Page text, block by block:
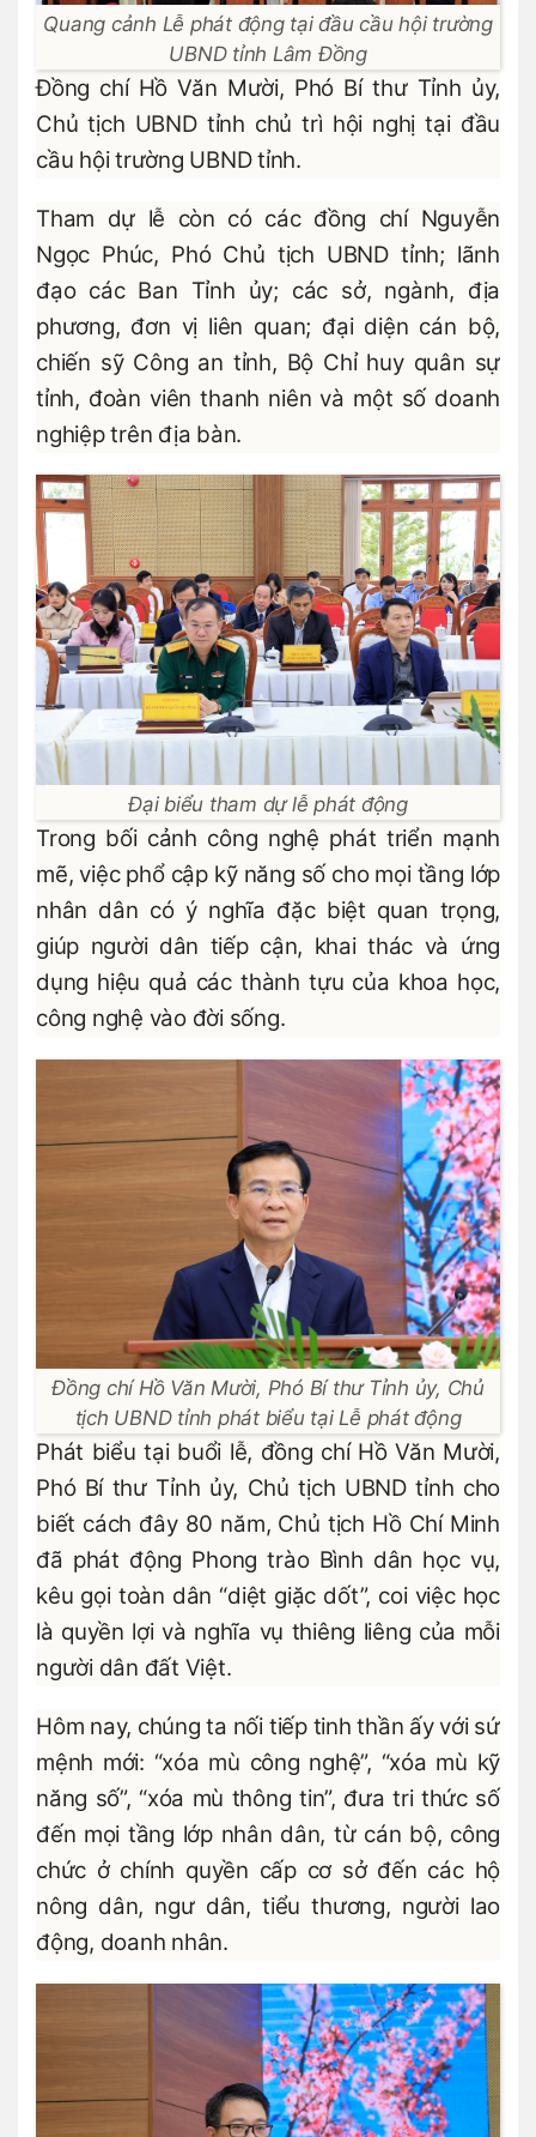
Quang cảnh Lễ phát động tại đầu cầu hội trường
UBND tỉnh Lâm Đồng
Đồng chí Hồ Văn Mười, Phó Bí thư Tỉnh ủy,
Chủ tịch UBND tỉnh chủ trì hội nghị tại đầu
cầu hội trường UBND tỉnh.
Tham dự lễ còn có các đồng chí Nguyễn
Ngọc Phúc, Phó Chủ tịch UBND tỉnh; lãnh
đạo các Ban Tỉnh ủy; các sở, ngành, địa
phương, đơn vị liên quan; đại diện cán bộ,
chiến sỹ Công an tỉnh, Bộ Chỉ huy quân sự
tỉnh, đoàn viên thanh niên và một số doanh
nghiệp trên địa bàn.
Đại biểu tham dự lễ phát động
Trong bối cảnh công nghệ phát triển mạnh
mẽ, việc phổ cập kỹ năng số cho mọi tầng lớp
nhân dân có ý nghĩa đặc biệt quan trọng,
giúp người dân tiếp cận, khai thác và ứng
dụng hiệu quả các thành tựu của khoa học,
công nghệ vào đời sống.
Đồng chí Hồ Văn Mười, Phó Bí thư Tỉnh ủy, Chủ
tịch UBND tỉnh phát biểu tại Lễ phát động
Phát biểu tại buổi lễ, đồng chí Hồ Văn Mười,
Phó Bí thư Tỉnh ủy, Chủ tịch UBND tỉnh cho
biết cách đây 80 năm, Chủ tịch Hồ Chí Minh
đã phát động Phong trào Bình dân học vụ,
kêu gọi toàn dân “diệt giặc dốt”, coi việc học
là quyền lợi và nghĩa vụ thiêng liêng của mỗi
người dân đất Việt.
Hôm nay, chúng ta nối tiếp tinh thần ấy với sứ
mệnh mới: “xóa mù công nghệ”, “xóa mù kỹ
năng số”, “xóa mù thông tin”, đưa tri thức số
đến mọi tầng lớp nhân dân, từ cán bộ, công
chức ở chính quyền cấp cơ sở đến các hộ
nông dân, ngư dân, tiểu thương, người lao
động, doanh nhân.